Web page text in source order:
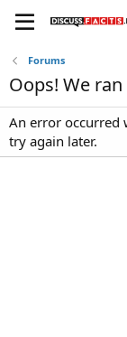
Forums
Oops! We
An error occurred
try again later.